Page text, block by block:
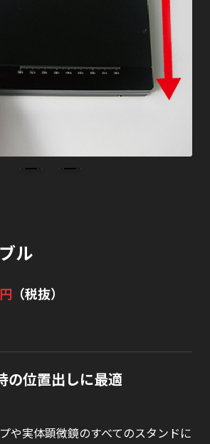
ル
円 （税抜）
の位置出しに最適
や実体顕微鏡のすべてのスタンドに